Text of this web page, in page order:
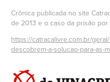
Crônica publicada no site
de 2013 e o caso da prisão
https://catracalivre.com.br/
descobrem-a-solucao-para-as-